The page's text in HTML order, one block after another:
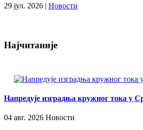
29 јул. 2026 | Новости
Најчитаније
Напредује изградња кружног тока у
04 авг. 2026 Новости